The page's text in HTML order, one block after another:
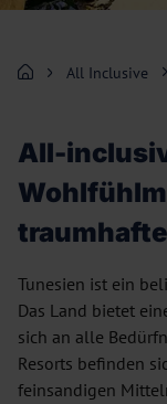
All Inclusive
All-
Tunesien ist ein
Das Land bietet
sich an alle
Resorts befinden
feinsandigen